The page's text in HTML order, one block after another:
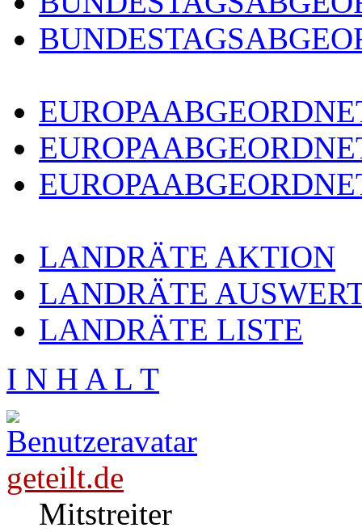
LANDRÄTE AKTION
LANDRÄTE
LANDRÄTE LISTE
I N H A L T
geteilt.de
Mitstreiter